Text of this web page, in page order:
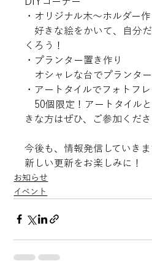
・オリジナル木～ホルダー作
好きな絵をかいて、自分
くろう！
・プランター置き作り
オシャレな台でプランタ
・アートタイルでフォトフレ
50個限定！アートタイル
きな方はぜひ、ご参加くださ
今後も、情報発信していきま
新しい更新をお楽しみに！
お知らせ
イベント